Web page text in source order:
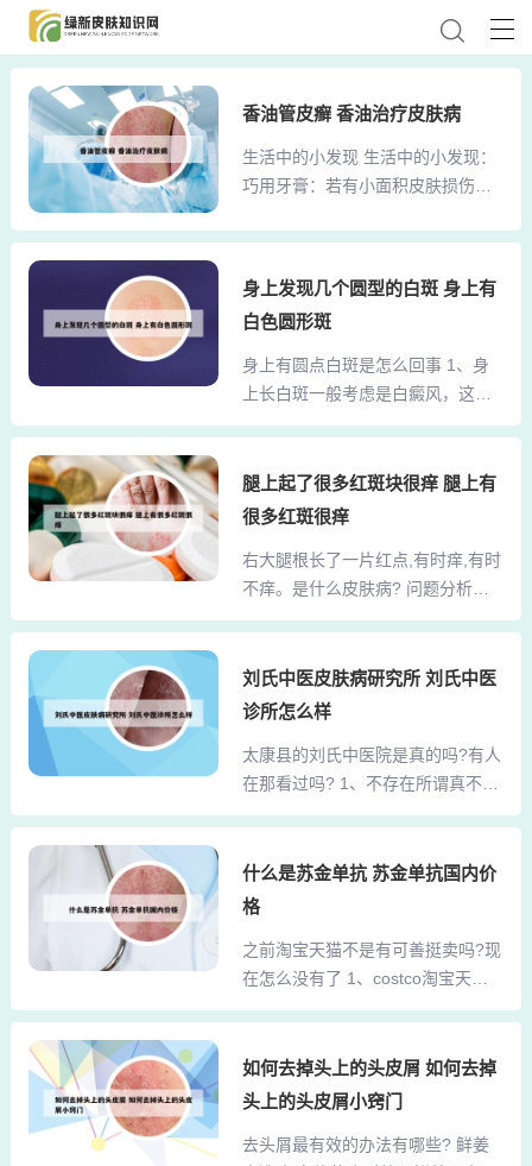
香油管皮癣 香油治疗皮肤病
生活中的小发现 生活中的小发现：
巧用牙膏：若有小面积皮肤损伤或
即止血止痛，也可防止感染，疗效
的新发现 【范文一】发现 生活中，
许许多多的事情在不断地被我发现
着 妈妈是个非常爱干净的人。生活
中的小发现作文1： 昨天星期六，
我和爸爸到保小体育馆打 羽毛球 。
回家的路上，我们经过了一楼的 游
刚烧开一样。篇一：生活中的小发
现400 说起我的新发现，每个人都
会...
身上发现几个圆型的白斑 身上有
白色圆形斑
身上有圆点白斑是怎么回事 1、身
上长白斑一般考虑是白癜风，这种
病是因为皮肤里面的黑色素细胞的
传因素、免疫因素或者缺少某些微
量元素有关。2、您好，身上长白色
的皮肤疾病很多，也不一定就是白
癜风，患者最好先去检查确诊病
情，比较准确。白癜风的发病原因
降、内分泌紊乱、外伤、遗传和感
染等多种诱因引发的。3、免疫紊
子缺乏、感染、外伤、化学因\x0d\x
0a素。这些因素影响黑...
腿上起了很多红斑块很痒 腿上有
很多红斑很痒
右大腿根长了一片红点,有时痒,有时
不痒。是什么皮肤病? 问题分析：
你好，这个症状考虑和荨麻疹过敏
对症治疗。最好看看皮肤科医生确
诊。 意见建议： 一般情况下对症治
片以及维生素C片治疗。脂溢性皮
炎：有时也可侵犯阴股部，皮疹为
淡红色斑，有脱屑，有的呈环状，
性。位于大腿根部考虑股癣。股癣
是发生于大腿根部的一种浅表型的
疗。可以使用联苯苄唑乳膏外用，
如果效果不佳，可能...
刘氏中医皮肤病研究所 刘氏中医
诊所怎么样
太康县的刘氏中医院是真的吗?有人
在那看过吗? 1、不存在所谓真不
真，只有好与坏，你看看是什么类
了解后就知道它的性质了 。2、红
星路口附近的五世同堂街，有一家
两次，人都挺多的，据说已经在那
里开了很长时间了，也是通过成都
的亲戚介绍过去看的，吃了几服药
生那里抓药。3、很多在大医院没有
治好的疑难杂症，在这种老中医手
值得人们敬佩。4、曾经有位病人在
什么是苏金单抗 苏金单抗国内价
格
之前淘宝天猫不是有可善挺卖吗?现
在怎么没有了 1、costco淘宝天猫
店怎么没有了？如果说是店铺不见
架所有宝贝，是店主主动关店，申
请关闭店铺，或者被淘宝官方判定
无论是淘宝还是天猫都没有明确的
如何去掉头上的头皮屑 如何去掉
头上的头皮屑小窍门
去头屑最有效的办法有哪些? 鲜姜